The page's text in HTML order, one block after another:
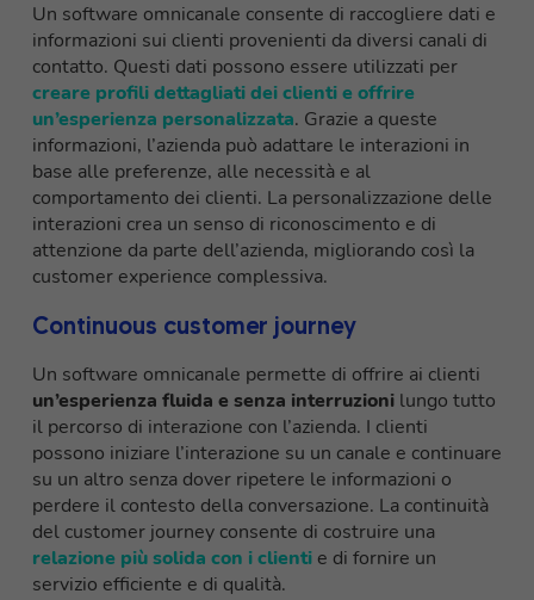
Un software omnicanale consente di raccogliere dati e
informazioni sui clienti provenienti da diversi canali di
contatto. Questi dati possono essere utilizzati per
creare profili dettagliati dei clienti e offrire
un’esperienza personalizzata. Grazie a queste
informazioni, l’azienda può adattare le interazioni in
base alle preferenze, alle necessità e al
comportamento dei clienti. La personalizzazione delle
interazioni crea un senso di riconoscimento e di
attenzione da parte dell’azienda, migliorando così la
customer experience complessiva.
Continuous customer journey
Un software omnicanale permette di offrire ai clienti
un’esperienza fluida e senza interruzioni lungo tutto
il percorso di interazione con l’azienda. I clienti
possono iniziare l’interazione su un canale e continuare
su un altro senza dover ripetere le informazioni o
perdere il contesto della conversazione. La continuità
del customer journey consente di costruire una
relazione più solida con i clienti e di fornire un
servizio efficiente e di qualità.